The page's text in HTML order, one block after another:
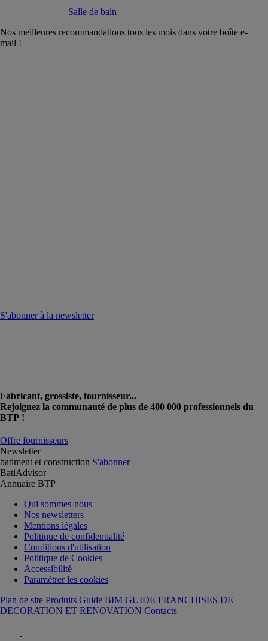
Salle de bain
Nos meilleures recommandations tous les mois dans votre boîte e-
mail !
S'abonner à la newsletter
Fabricant, grossiste, fournisseur...
Rejoignez la communauté de plus de 400 000 professionnels du
BTP !
Offre fournisseurs
Newsletter
batiment et construction S'abonner
BatiAdvisor
Annuaire BTP
Qui sommes-nous
Nos newsletters
Mentions légales
Politique de confidentialité
Conditions d'utilisation
Politique de Cookies
Accessibilité
Paramétrer les cookies
Plan de site Produits Guide BIM GUIDE FRANCHISES DE
DECORATION ET RENOVATION Contacts